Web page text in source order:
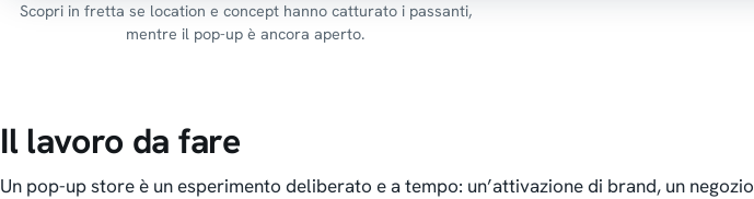
Scopri in fretta se location e concept hanno catturato i passanti,
mentre il pop-up è ancora aperto.
Il lavoro da fare
Un pop-up store è un esperimento deliberato e a tempo: un’attivazione di brand, un negozio